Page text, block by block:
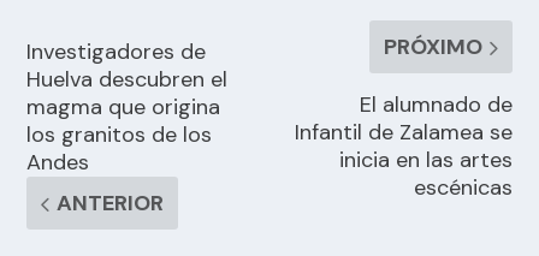
Investigadores de
Huelva descubren el
magma que origina
los granitos de los
Andes
ANTERIOR
PRÓXIMO
El alumnado de
Infantil de Zalamea se
inicia en las artes
escénicas